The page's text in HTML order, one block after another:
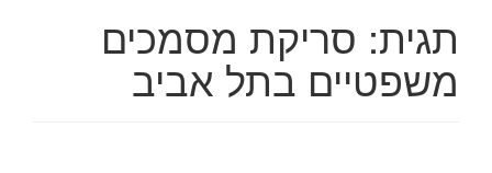
תגית: סריקת מסמכים
משפטיים בתל אביב